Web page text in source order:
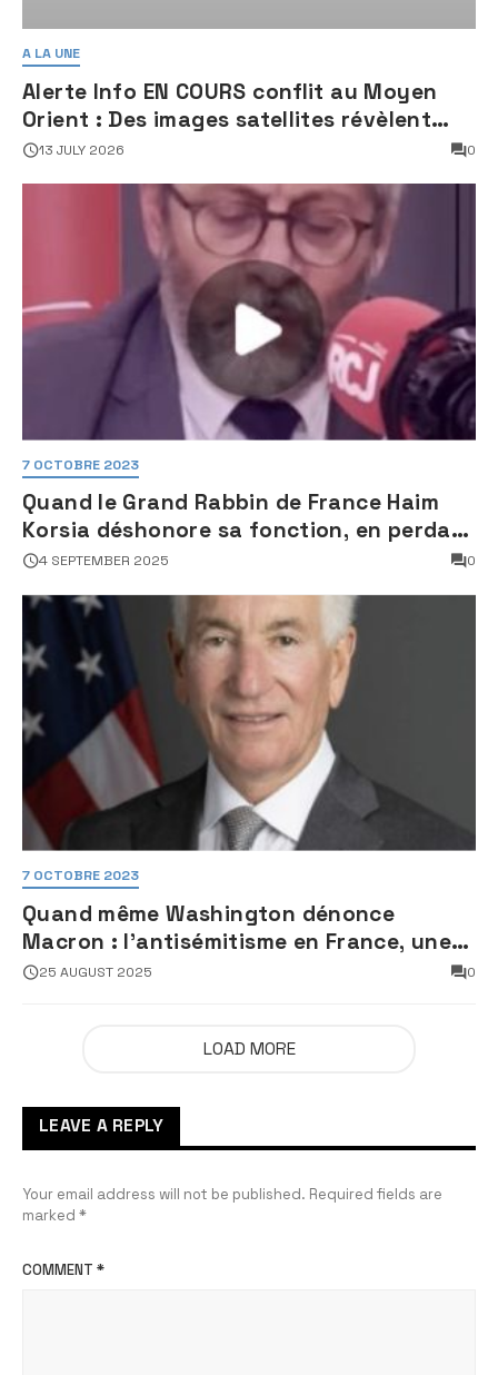
A LA UNE
Alerte Info EN COURS conflit au Moyen
Orient : Des images satellites révèlent
une activité jugée « inquiétante » sur
13 JULY 2026 0
7 OCTOBRE 2023
Quand le Grand Rabbin de France Haim
Korsia déshonore sa fonction, en perdant
son sang froid
4 SEPTEMBER 2025 0
7 OCTOBRE 2023
Quand même Washington dénonce
Macron : l’antisémitisme en France, une
faillite d’État
25 AUGUST 2025 0
LOAD MORE
LEAVE A REPLY
Your email address will not be published. Required fields are
marked *
COMMENT *